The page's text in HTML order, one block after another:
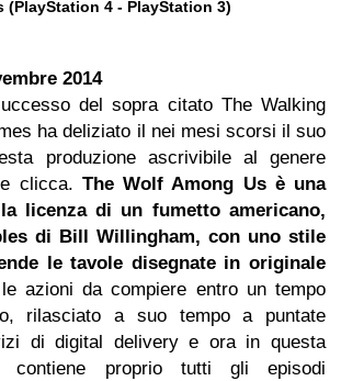
(PlayStation 4 - PlayStation 3)
2014
del sopra citato The Walking
ha deliziato il nei mesi scorsi il suo
produzione ascrivibile al genere
clicca. The Wolf Among Us è una
licenza di un fumetto americano,
di Bill Willingham, con uno stile
le tavole disegnate in originale
azioni da compiere entro un tempo
rilasciato a suo tempo a puntate
di digital delivery e ora in questa
contiene proprio tutti gli episodi